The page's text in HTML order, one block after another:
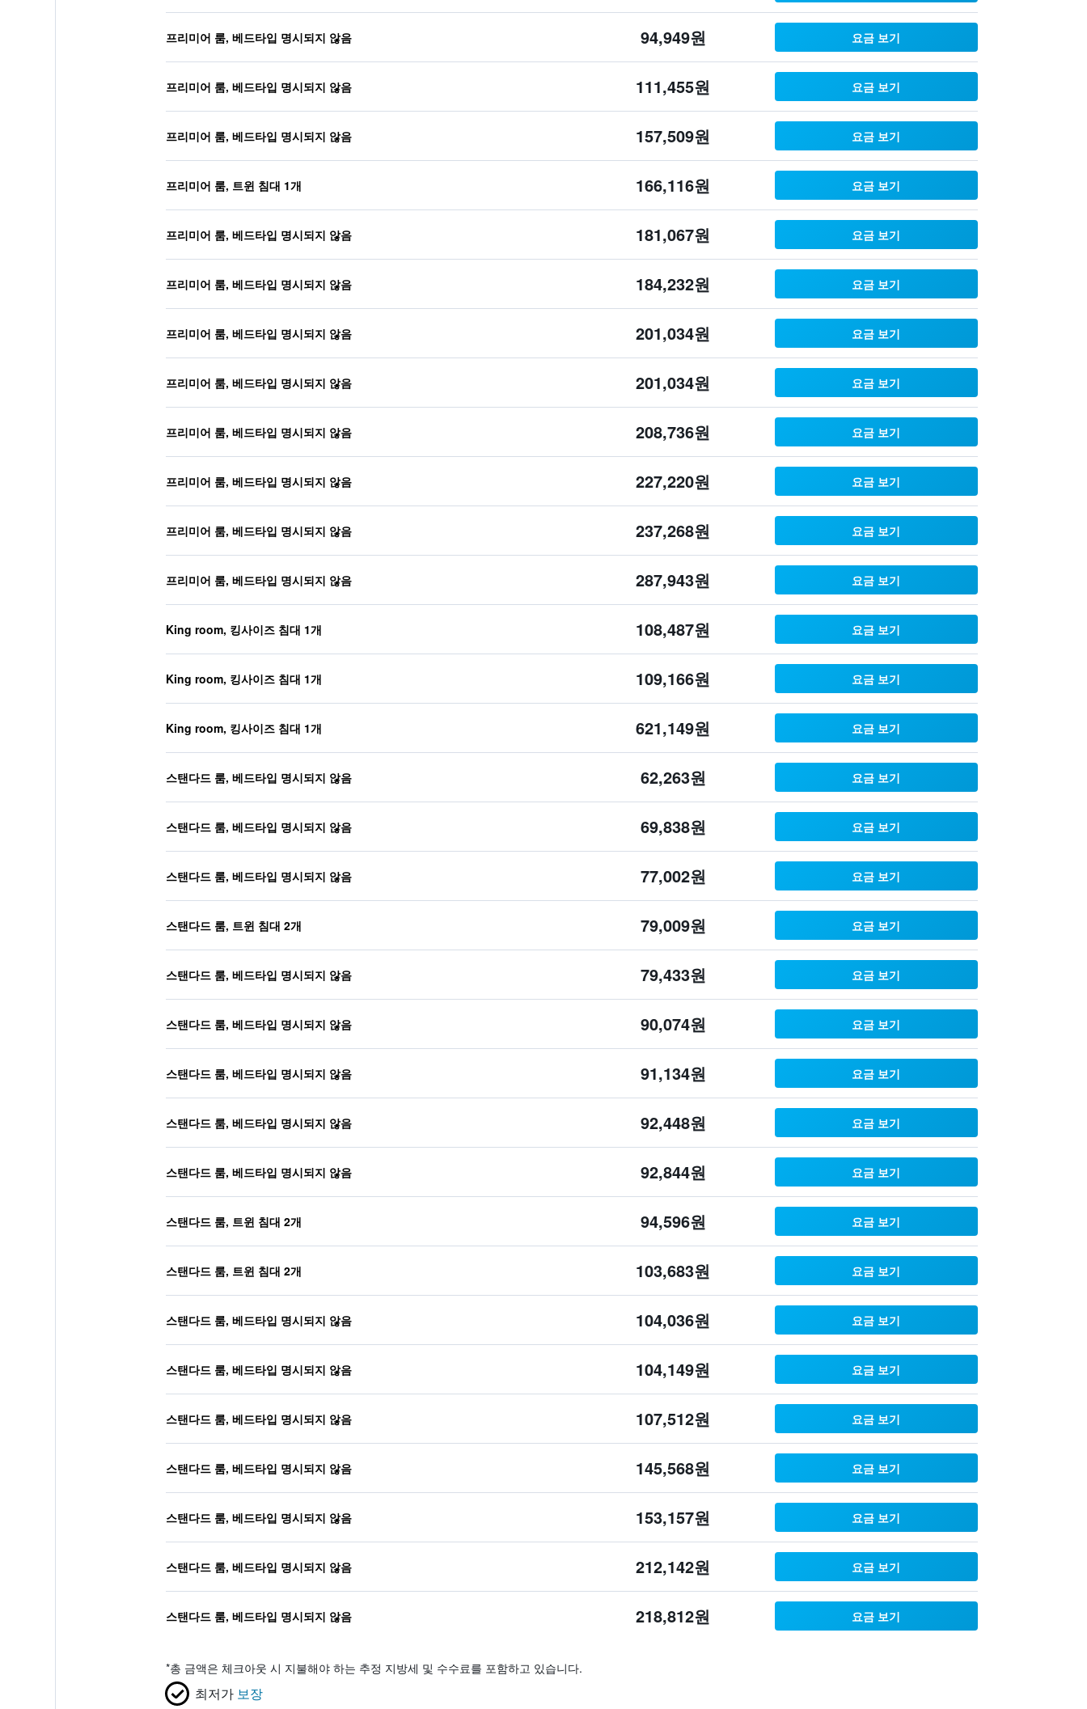
프리미어 룸, 베드타입 명시되지 않음 94,949원 요금 보기
프리미어 룸, 베드타입 명시되지 않음 111,455원 요금 보기
프리미어 룸, 베드타입 명시되지 않음 157,509원 요금 보기
프리미어 룸, 트윈 침대 1개 166,116원 요금 보기
프리미어 룸, 베드타입 명시되지 않음 181,067원 요금 보기
프리미어 룸, 베드타입 명시되지 않음 184,232원 요금 보기
프리미어 룸, 베드타입 명시되지 않음 201,034원 요금 보기
프리미어 룸, 베드타입 명시되지 않음 201,034원 요금 보기
프리미어 룸, 베드타입 명시되지 않음 208,736원 요금 보기
프리미어 룸, 베드타입 명시되지 않음 227,220원 요금 보기
프리미어 룸, 베드타입 명시되지 않음 237,268원 요금 보기
프리미어 룸, 베드타입 명시되지 않음 287,943원 요금 보기
King room, 킹사이즈 침대 1개 108,487원 요금 보기
King room, 킹사이즈 침대 1개 109,166원 요금 보기
King room, 킹사이즈 침대 1개 621,149원 요금 보기
스탠다드 룸, 베드타입 명시되지 않음 62,263원 요금 보기
스탠다드 룸, 베드타입 명시되지 않음 69,838원 요금 보기
스탠다드 룸, 베드타입 명시되지 않음 77,002원 요금 보기
스탠다드 룸, 트윈 침대 2개 79,009원 요금 보기
스탠다드 룸, 베드타입 명시되지 않음 79,433원 요금 보기
스탠다드 룸, 베드타입 명시되지 않음 90,074원 요금 보기
스탠다드 룸, 베드타입 명시되지 않음 91,134원 요금 보기
스탠다드 룸, 베드타입 명시되지 않음 92,448원 요금 보기
스탠다드 룸, 베드타입 명시되지 않음 92,844원 요금 보기
스탠다드 룸, 트윈 침대 2개 94,596원 요금 보기
스탠다드 룸, 트윈 침대 2개 103,683원 요금 보기
스탠다드 룸, 베드타입 명시되지 않음 104,036원 요금 보기
스탠다드 룸, 베드타입 명시되지 않음 104,149원 요금 보기
스탠다드 룸, 베드타입 명시되지 않음 107,512원 요금 보기
스탠다드 룸, 베드타입 명시되지 않음 145,568원 요금 보기
스탠다드 룸, 베드타입 명시되지 않음 153,157원 요금 보기
스탠다드 룸, 베드타입 명시되지 않음 212,142원 요금 보기
스탠다드 룸, 베드타입 명시되지 않음 218,812원 요금 보기
*총 금액은 체크아웃 시 지불해야 하는 추정 지방세 및 수수료를 포함하고 있습니다.
최저가 보장